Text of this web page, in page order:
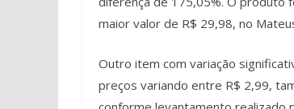
maior valor de R$ 29,98, no
Outro item com variação
preços variando entre R$ 2,99,